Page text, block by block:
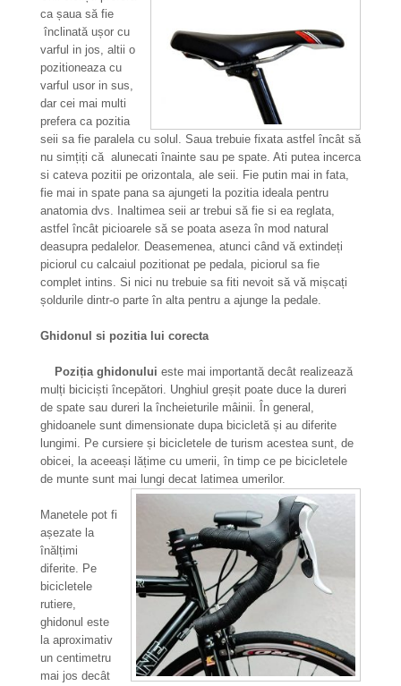
ca șaua să fie
înclinată ușor cu
varful in jos, altii o
pozitioneaza cu
varful usor in sus,
dar cei mai multi
prefera ca pozitia
seii sa fie paralela cu solul. Saua trebuie fixata astfel încât să
nu simțiți că alunecati înainte sau pe spate. Ati putea incerca
si cateva pozitii pe orizontala, ale seii. Fie putin mai in fata,
fie mai in spate pana sa ajungeti la pozitia ideala pentru
anatomia dvs. Inaltimea seii ar trebui să fie si ea reglata,
astfel încât picioarele să se poata aseza în mod natural
deasupra pedalelor. Deasemenea, atunci când vă extindeți
piciorul cu calcaiul pozitionat pe pedala, piciorul sa fie
complet intins. Si nici nu trebuie sa fiti nevoit să vă mișcați
șoldurile dintr-o parte în alta pentru a ajunge la pedale.
Ghidonul si pozitia lui corecta
Poziția ghidonului este mai importantă decât realizează
mulți biciciști începători. Unghiul greșit poate duce la dureri
de spate sau dureri la încheieturile mâinii. În general,
ghidoanele sunt dimensionate dupa bicicletă și au diferite
lungimi. Pe cursiere și bicicletele de turism acestea sunt, de
obicei, la aceeași lățime cu umerii, în timp ce pe bicicletele
de munte sunt mai lungi decat latimea umerilor.
Manetele pot fi
așezate la
înălțimi
diferite. Pe
bicicletele
rutiere,
ghidonul este
la aproximativ
un centimetru
mai jos decât